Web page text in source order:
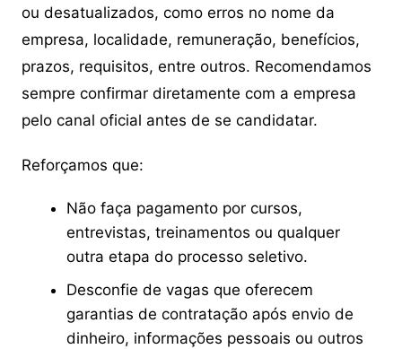
ou desatualizados, como erros no nome da
empresa, localidade, remuneração, benefícios,
prazos, requisitos, entre outros. Recomendamos
sempre confirmar diretamente com a empresa
pelo canal oficial antes de se candidatar.
Reforçamos que:
Não faça pagamento por cursos,
entrevistas, treinamentos ou qualquer
outra etapa do processo seletivo.
Desconfie de vagas que oferecem
garantias de contratação após envio de
dinheiro, informações pessoais ou outros